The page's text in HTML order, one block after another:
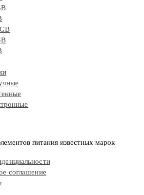
питания известных марок
соглашение